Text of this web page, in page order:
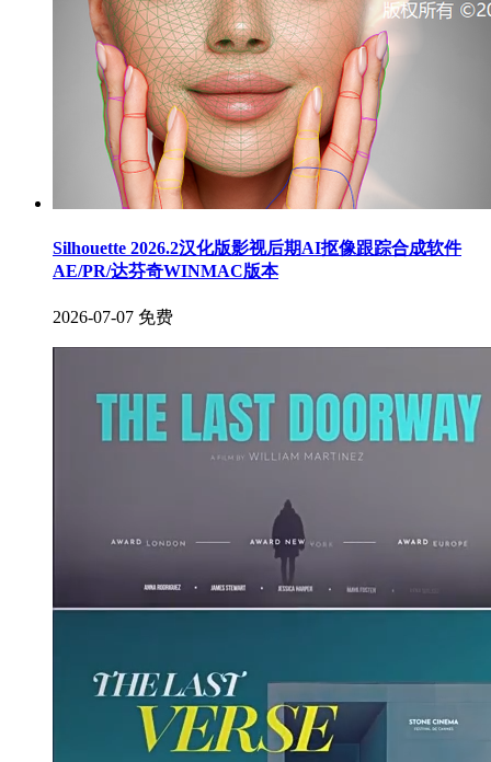
Silhouette 2026.2汉化版影视后期AI抠像跟踪合成软件
AE/PR/达芬奇WINMAC版本
2026-07-07 免费